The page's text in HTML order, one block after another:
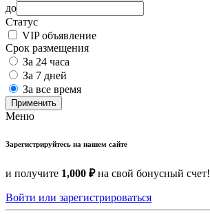
до
Статус
VIP объявление
Срок размещения
За 24 часа
За 7 дней
За все время
Применить
Меню
Зарегистрируйтесь на нашем сайте
и получите 1,000 ₽на свой бонусный счет!
Войти или зарегистрироваться